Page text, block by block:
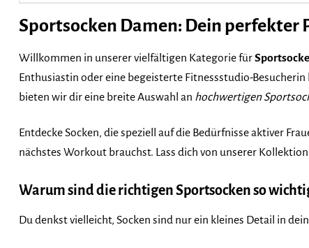
Sportsocken Damen: Dein
Willkommen in unserer vielfältigen Kategorie für
Enthusiastin oder eine begeisterte Fitnessstudio-
bieten wir dir eine breite Auswahl an hochwertigen
Entdecke Socken, die speziell auf die Bedürfnisse aktiver
nächstes Workout brauchst. Lass dich von unserer
Warum sind die richtigen Sportsocken so
Du denkst vielleicht, Socken sind nur ein kleines Detail in